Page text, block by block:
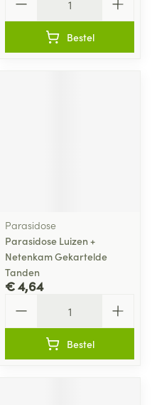
Bestel
Parasidose
Parasidose Luizen +
Netenkam Gekartelde
Tanden
€ 4,64
Bestel